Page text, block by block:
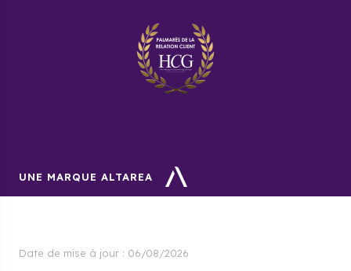
UNE MARQUE ALTAREA
Date de mise à jour : 06/08/2026